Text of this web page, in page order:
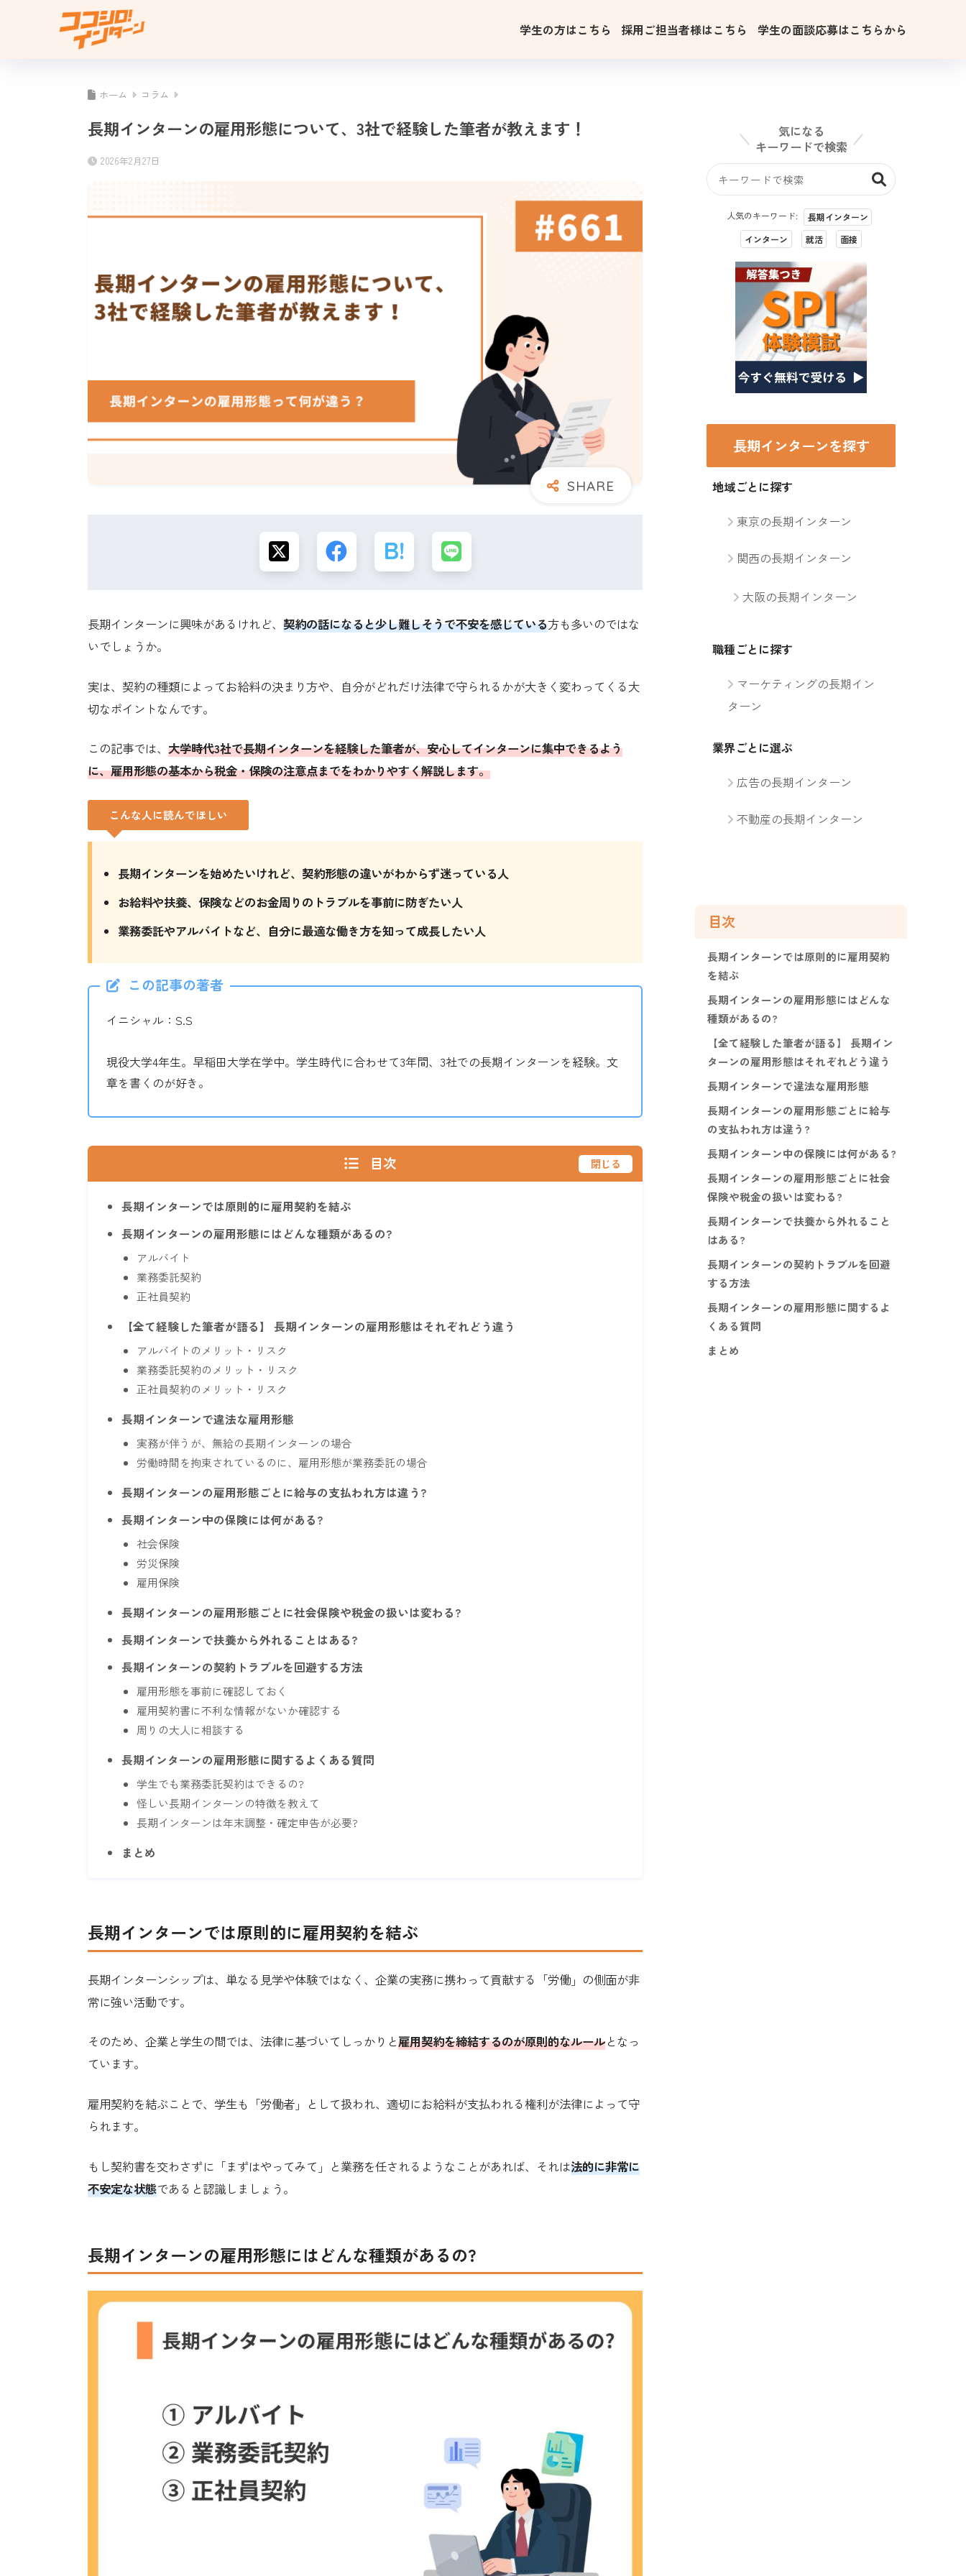
学生の方はこちら 採用ご担当者様はこちら 学生の面談応募はこちらから
ホーム コラム
長期インターンの雇用形態について、3社で経験した筆者が教えます！
2026年2月27日
長期インターンに興味があるけれど、 契約の話になると少し難しそうで不安を感じている方も多いのではな
いでしょうか。
実は、契約の種類によってお給料の決まり方や、自分がどれだけ法律で守られるかが大きく変わってくる大
切なポイントなんです。
この記事では、 大学時代3社で長期インターンを経験した筆者が、安心してインターンに集中できるよう
に、雇用形態の基本から税金・保険の注意点までをわかりやすく解説します。
こんな人に読んでほしい
長期インターンを始めたいけれど、契約形態の違いがわからず迷っている人
お給料や扶養、保険などのお金周りのトラブルを事前に防ぎたい人
業務委託やアルバイトなど、自分に最適な働き方を知って成長したい人
この記事の著者
イニシャル：S.S
現役大学4年生。早稲田大学在学中。学生時代に合わせて3年間、3社での長期インターンを経験。文
章を書くのが好き。
目次 閉じる
長期インターンでは原則的に雇用契約を結ぶ
長期インターンの雇用形態にはどんな種類があるの?
アルバイト
業務委託契約
正社員契約
【全て経験した筆者が語る】 長期インターンの雇用形態はそれぞれどう違う
アルバイトのメリット・リスク
業務委託契約のメリット・リスク
正社員契約のメリット・リスク
長期インターンで違法な雇用形態
実務が伴うが、無給の長期インターンの場合
労働時間を拘束されているのに、雇用形態が業務委託の場合
長期インターンの雇用形態ごとに給与の支払われ方は違う?
長期インターン中の保険には何がある?
社会保険
労災保険
雇用保険
長期インターンの雇用形態ごとに社会保険や税金の扱いは変わる?
長期インターンで扶養から外れることはある?
長期インターンの契約トラブルを回避する方法
雇用形態を事前に確認しておく
雇用契約書に不利な情報がないか確認する
周りの大人に相談する
長期インターンの雇用形態に関するよくある質問
学生でも業務委託契約はできるの?
怪しい長期インターンの特徴を教えて
長期インターンは年末調整・確定申告が必要?
まとめ
長期インターンでは原則的に雇用契約を結ぶ
長期インターンシップは、単なる見学や体験ではなく、企業の実務に携わって貢献する「労働」の側面が非
常に強い活動です。
そのため、企業と学生の間では、法律に基づいてしっかりと雇用契約を締結するのが原則的なルールとなっ
ています。
雇用契約を結ぶことで、学生も「労働者」として扱われ、適切にお給料が支払われる権利が法律によって守
られます。
もし契約書を交わさずに「まずはやってみて」と業務を任されるようなことがあれば、それは法的に非常に
不安定な状態であると認識しましょう。
長期インターンの雇用形態にはどんな種類があるの?
気になる
キーワードで検索
人気のキーワード:
長期インターン
インターン
就活 面接
長期インターンを探す
地域ごとに探す
東京の長期インターン
関西の長期インターン
大阪の長期インターン
職種ごとに探す
マーケティングの長期イン
ターン
業界ごとに選ぶ
広告の長期インターン
不動産の長期インターン
目次
長期インターンでは原則的に雇用契約
を結ぶ
長期インターンの雇用形態にはどんな
種類があるの?
【全て経験した筆者が語る】 長期イン
ターンの雇用形態はそれぞれどう違う
長期インターンで違法な雇用形態
長期インターンの雇用形態ごとに給与
の支払われ方は違う?
長期インターン中の保険には何がある?
長期インターンの雇用形態ごとに社会
保険や税金の扱いは変わる?
長期インターンで扶養から外れること
はある?
長期インターンの契約トラブルを回避
する方法
長期インターンの雇用形態に関するよ
くある質問
まとめ